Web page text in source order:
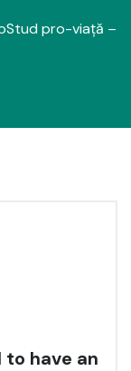
pro-viață –
to have an